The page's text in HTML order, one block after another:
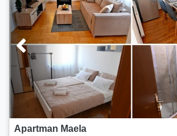
Apartman Maela